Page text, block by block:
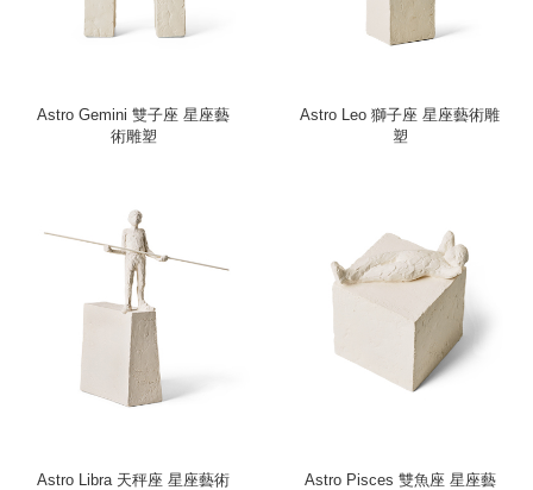
Astro Gemini 雙子座 星座藝
術雕塑
Astro Leo 獅子座 星座藝術雕
塑
Astro Libra 天秤座 星座藝術
Astro Pisces 雙魚座 星座藝